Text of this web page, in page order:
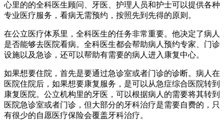
心里的的全科医生顾问、牙医、护理人员和护士可以提供各种
专业医疗服务，看病无需预约，按照先到先得的原则。
在公立医疗体系里，全科医生的任务非常重要。他决定了病人
是否能够去医院看病。全科医生都会帮助病人预约专家、门诊
设施以及急诊，还可以帮助有需要的病人进入康复中心。
如果想要住院，首先是要通过急诊室或者门诊的诊断。病人在
医院住院后，如果想要康复服务，是可以从急症综合医院转到
康复医院。公立机构里的牙医，可以根据病人的需要将其转到
医院急诊室或者门诊，但大部分的牙科治疗是需要自费的，只
有很少的自愿医疗保险会覆盖牙科治疗。